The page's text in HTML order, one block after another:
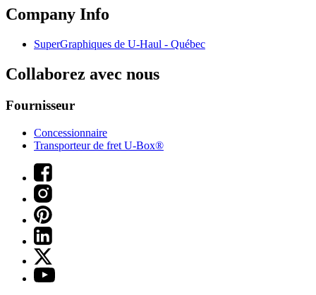
Company Info
SuperGraphiques de U-Haul - Québec
Collaborez avec nous
Fournisseur
Concessionnaire
Transporteur de fret U-Box®